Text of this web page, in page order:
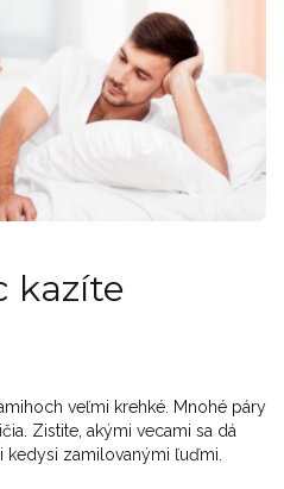
kazíte
veľmi krehké. Mnohé páry
Zistite, akými vecami sa dá
zamilovanými ľuďmi.